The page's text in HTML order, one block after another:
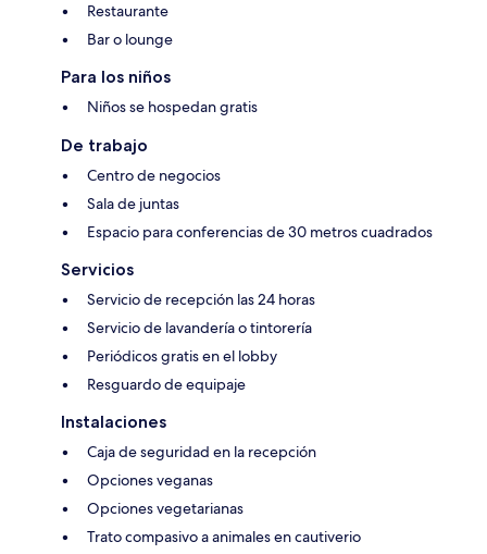
Restaurante
Bar o lounge
Para los niños
Niños se hospedan gratis
De trabajo
Centro de negocios
Sala de juntas
Espacio para conferencias de 30 metros cuadrados
Servicios
Servicio de recepción las 24 horas
Servicio de lavandería o tintorería
Periódicos gratis en el lobby
Resguardo de equipaje
Instalaciones
Caja de seguridad en la recepción
Opciones veganas
Opciones vegetarianas
Trato compasivo a animales en cautiverio